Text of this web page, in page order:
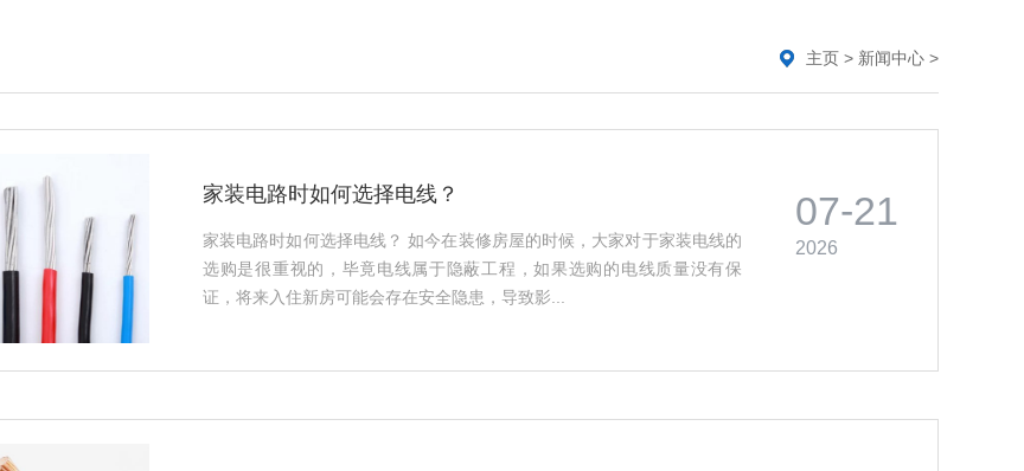
主页 > 新闻中心 >
07-21
2026
家装电路时如何选择电线？
家装电路时如何选择电线？ 如今在装修房屋的时候，大家对于家装电线的
选购是很重视的，毕竟电线属于隐蔽工程，如果选购的电线质量没有保
证，将来入住新房可能会存在安全隐患，导致影...